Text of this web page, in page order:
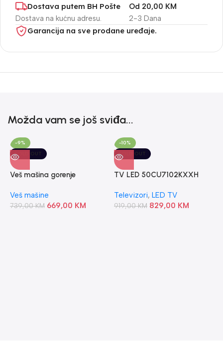
Dostava putem BH Pošte
Dostava na kućnu adresu. 2-3 Dana
Od 20,00 KM
Garancija na sve prodane uređaje.
Možda vam se još sviđa...
-9%
SOLD OUT
Veš mašina gorenje
Veš mašine
739,00KM 669,00 KM
-10%
SOLD OUT
TV LED 50CU7102KXXH
Televizori, LED TV
919,00KM 829,00 KM